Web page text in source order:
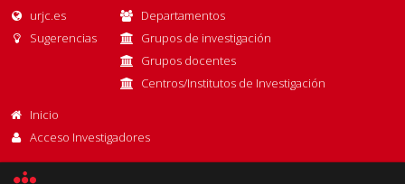
urjc.es
Sugerencias
Departamentos
Grupos de investigación
Grupos docentes
Centros/Institutos de Investigación
Inicio
Acceso Investigadores